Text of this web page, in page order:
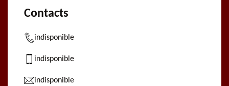
Contacts
indisponible
indisponible
indisponible